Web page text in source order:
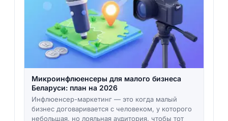
Микроинфлюенсеры для малого бизнеса
Беларуси: план на 2026
Инфлюенсер-маркетинг — это когда малый
бизнес договаривается с человеком, у которого
небольшая, но лояльная аудитория, чтобы тот